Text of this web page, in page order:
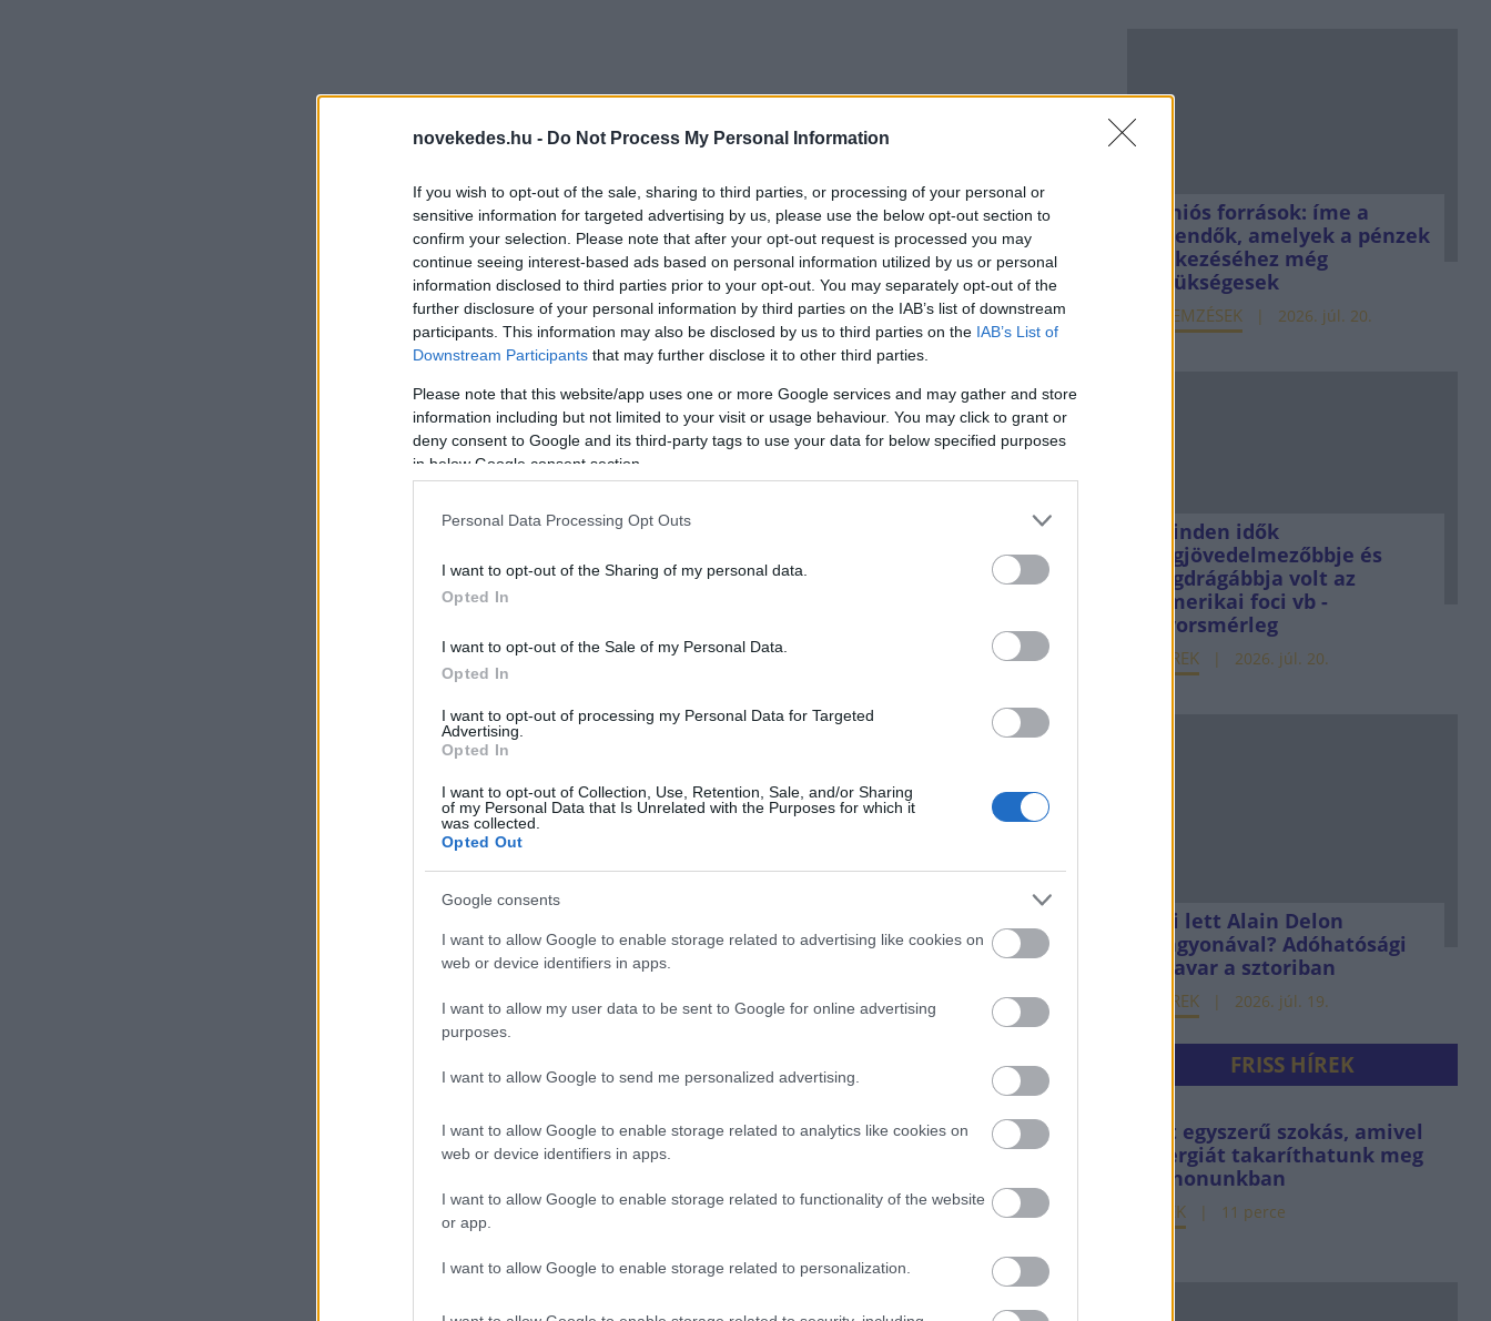
novekedes.hu - Do Not Process My Personal Information
If you wish to opt-out of the sale, sharing to third parties, or processing of your personal or
sensitive information for targeted advertising by us, please use the below opt-out section to
confirm your selection. Please note that after your opt-out request is processed you may
continue seeing interest-based ads based on personal information utilized by us or personal
information disclosed to third parties prior to your opt-out. You may separately opt-out of the
further disclosure of your personal information by third parties on the IAB’s list of downstream
participants. This information may also be disclosed by us to third parties on the IAB’s List of
Downstream Participants that may further disclose it to other third parties.
Please note that this website/app uses one or more Google services and may gather and store
information including but not limited to your visit or usage behaviour. You may click to grant or
deny consent to Google and its third-party tags to use your data for below specified purposes
in below Google consent section.
Personal Data Processing Opt Outs
I want to opt-out of the Sharing of my personal data.
Opted In
I want to opt-out of the Sale of my Personal Data.
Opted In
I want to opt-out of processing my Personal Data for Targeted
Advertising.
Opted In
I want to opt-out of Collection, Use, Retention, Sale, and/or Sharing
of my Personal Data that Is Unrelated with the Purposes for which it
was collected.
Opted Out
Google consents
I want to allow Google to enable storage related to advertising like cookies on
web or device identifiers in apps.
I want to allow my user data to be sent to Google for online advertising
purposes.
I want to allow Google to send me personalized advertising.
I want to allow Google to enable storage related to analytics like cookies on
web or device identifiers in apps.
I want to allow Google to enable storage related to functionality of the website
or app.
I want to allow Google to enable storage related to personalization.
Uniós források: íme a
teendők, amelyek a pénzek
érkezéséhez még
szükségesek
ELEMZÉSEK 2026. júl. 20.
Minden idők
legjövedelmezőbbje és
legdrágábbja volt az
amerikai foci vb -
gyorsmérleg
HÍREK 2026. júl. 20.
Mi lett Alain Delon
vagyonával? Adóhatósági
csavar a sztoriban
HÍREK 2026. júl. 19.
FRISS HÍREK
Hét egyszerű szokás, amivel
energiát takaríthatunk meg
otthonunkban
HÍREK 11 perce